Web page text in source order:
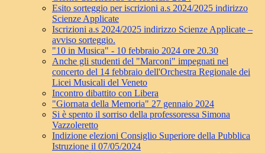
Esito sorteggio per iscrizioni a.s 2024/2025 indirizzo
Scienze Applicate
Iscrizioni a.s 2024/2025 indirizzo Scienze Applicate –
avviso sorteggio.
"10 in Musica" - 10 febbraio 2024 ore 20.30
Anche gli studenti del "Marconi" impegnati nel
concerto del 14 febbraio dell'Orchestra Regionale dei
Licei Musicali del Veneto
Incontro dibattito con Libera
"Giornata della Memoria" 27 gennaio 2024
Si è spento il sorriso della professoressa Simona
Vazzoleretto
Indizione elezioni Consiglio Superiore della Pubblica
Istruzione il 07/05/2024